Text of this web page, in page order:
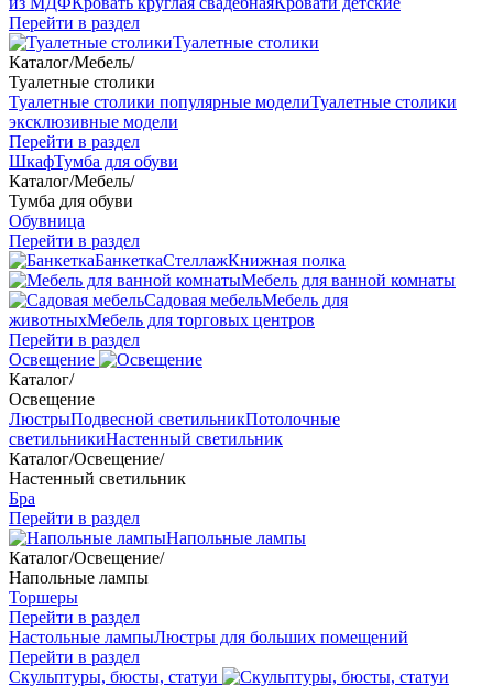
Перейти в раздел
Туалетные столики
Каталог/Мебель/
Туалетные столики
Туалетные столики популярные моделиТуалетные столики
эксклюзивные модели
Перейти в раздел
ШкафТумба для обуви
Каталог/Мебель/
Тумба для обуви
Обувница
Перейти в раздел
БанкеткаСтеллажКнижная полка
Мебель для ванной комнаты
Садовая мебельМебель для
животныхМебель для торговых центров
Перейти в раздел
Освещение
Каталог/
Освещение
ЛюстрыПодвесной светильникПотолочные
светильникиНастенный светильник
Каталог/Освещение/
Настенный светильник
Бра
Перейти в раздел
Напольные лампы
Каталог/Освещение/
Напольные лампы
Торшеры
Перейти в раздел
Настольные лампыЛюстры для больших помещений
Перейти в раздел
Скульптуры, бюсты, статуи